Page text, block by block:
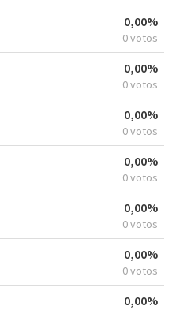
0,00%
0 votos
0,00%
0 votos
0,00%
0 votos
0,00%
0 votos
0,00%
0 votos
0,00%
0 votos
0,00%